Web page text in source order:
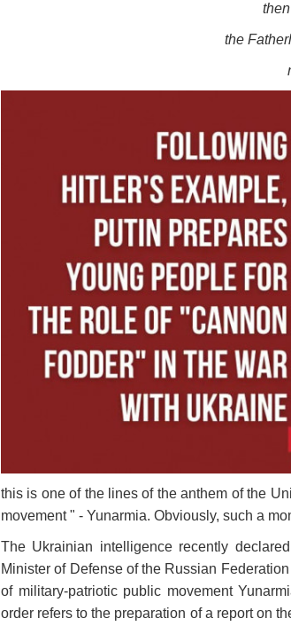
the
this is one of the lines of the anthem of the
movement " - Yunarmia. Obviously, such a
The Ukrainian intelligence recently
Minister of Defense of the Russian
of military-patriotic public movement
order refers to the preparation of a report on